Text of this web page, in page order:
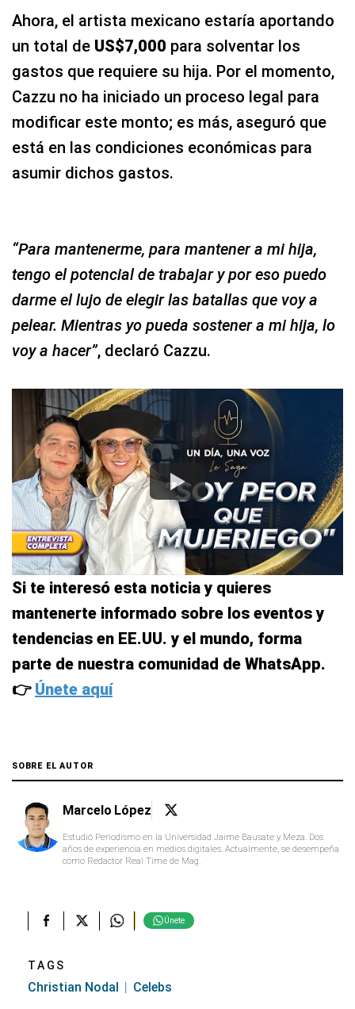
Ahora, el artista mexicano estaría aportando
un total de US$7,000 para solventar los
gastos que requiere su hija. Por el momento,
Cazzu no ha iniciado un proceso legal para
modificar este monto; es más, aseguró que
está en las condiciones económicas para
asumir dichos gastos.
“Para mantenerme, para mantener a mi hija,
tengo el potencial de trabajar y por eso puedo
darme el lujo de elegir las batallas que voy a
pelear. Mientras yo pueda sostener a mi hija, lo
voy a hacer”, declaró Cazzu.
Si te interesó esta noticia y quieres
mantenerte informado sobre los eventos y
tendencias en EE.UU. y el mundo, forma
parte de nuestra comunidad de WhatsApp.
👉 Únete aquí
SOBRE EL AUTOR
Marcelo López
Estudió Periodismo en la Universidad Jaime Bausate y Meza. Dos
años de experiencia en medios digitales. Actualmente, se desempeña
como Redactor Real Time de Mag.
Únete
TAGS
Christian Nodal Celebs